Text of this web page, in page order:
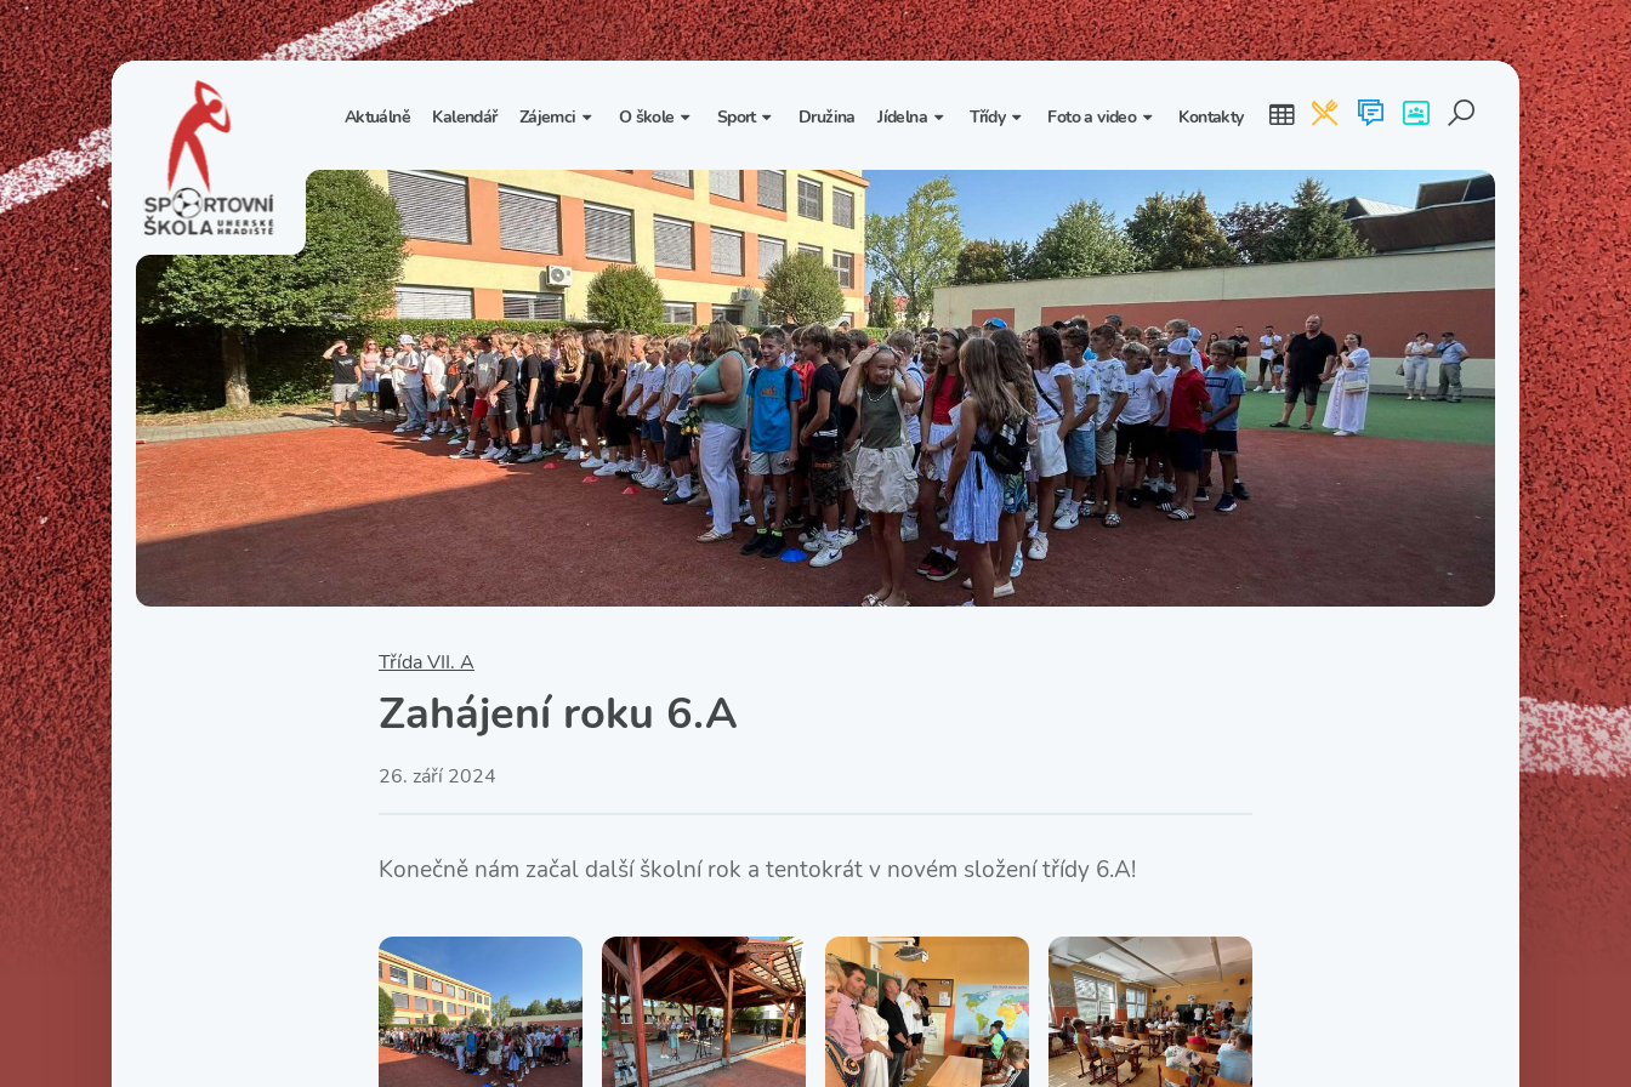
Aktuálně Kalendář Zájemci
1. třída
Sportovní třídy
Nesportovní třídy
O škole
Základní informace
Organizace školního roku
Výuka a učební plán
Zájmové kroužky
Školní poradenské
pracoviště
Školní psycholožka
Školská rada
SRPŠ – Spolek rodičů a
přátel školy
Sport
Lyžařské kurzy
Rekordy školy v tělesné
výchově
Spolupráce se sportovními
kluby
Školní sportovní klub
Tělesná výchova a sport
Družina Jídelna
Základní informace
Vnitřní řád školní jídelny
Třídy
Třída I. A Třída I. B Třída I. C
Třída II. A Třída II. B Třída II. C
Třída III. A Třída III. B
Třída IV. A Třída IV. B Třída IV. C
Třída V. A Třída V. B Třída V. C
Třída VI. A Třída VI. B Třída VI. C
Třída VII. A Třída VII. B Třída VII. C
Třída VIII. A Třída VIII. B Třída VIII. C
Třída IX. A Třída IX. C
Foto a video
Fotogalerie
Videa
Kontakty
Třída VII. A
Zahájení roku 6.A
26. září 2024
Konečně nám začal další školní rok a tentokrát v novém složení třídy 6.A!